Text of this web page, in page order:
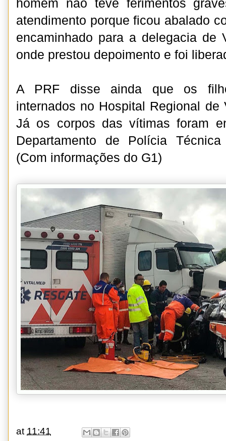
homem não teve ferimentos
atendimento porque ficou abalado
encaminhado para a delegacia de
onde prestou depoimento e foi
A PRF disse ainda que os
internados no Hospital Regional de
Já os corpos das vítimas foram
Departamento de Polícia
(Com informações do G1)
at 11:41